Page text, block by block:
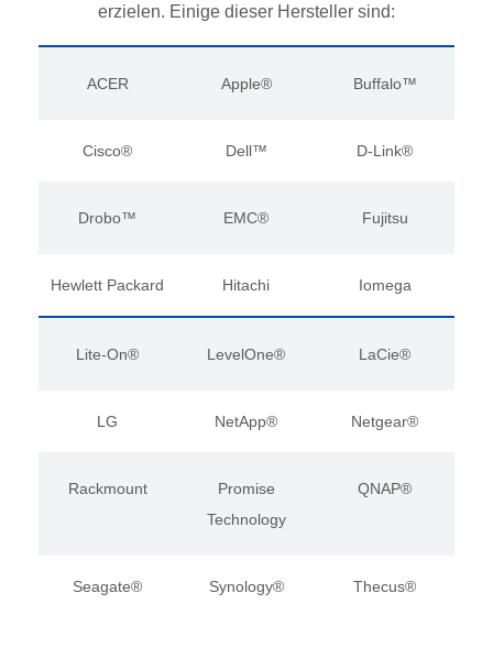
erzielen. Einige dieser Hersteller sind:
ACER Apple® Buffalo™
Cisco® Dell™ D-Link®
Drobo™ EMC® Fujitsu
Hewlett Packard Hitachi Iomega
Lite-On® LevelOne® LaCie®
LG NetApp® Netgear®
Rackmount
Promise
Technology
QNAP®
Seagate® Synology® Thecus®